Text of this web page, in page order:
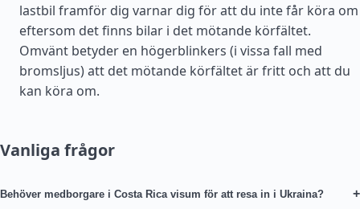
lastbil framför dig varnar dig för att du inte får köra om
eftersom det finns bilar i det mötande körfältet.
Omvänt betyder en högerblinkers (i vissa fall med
bromsljus) att det mötande körfältet är fritt och att du
kan köra om.
Vanliga frågor
Behöver medborgare i Costa Rica visum för att resa in i Ukraina? +